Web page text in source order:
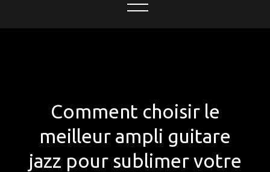
Comment choisir le
meilleur ampli guitare
jazz pour sublimer votre